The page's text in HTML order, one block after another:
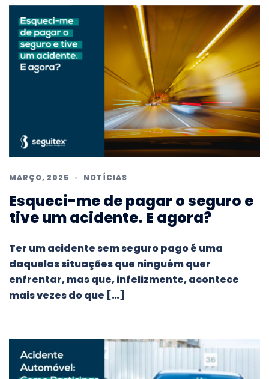
MARÇO, 2025 NOTÍCIAS
Esqueci-me de pagar o seguro e
tive um acidente. E agora?
Ter um acidente sem seguro pago é uma
daquelas situações que ninguém quer
enfrentar, mas que, infelizmente, acontece
mais vezes do que […]